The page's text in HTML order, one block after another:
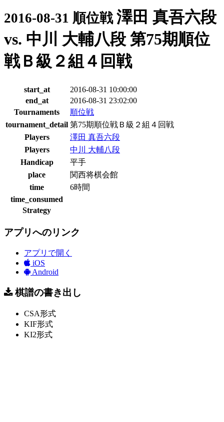
2016-08-31 順位戦 澤田 真吾六段
vs. 中川 大輔八段 第75期順位
戦Ｂ級２組４回戦
start_at
2016-08-31 10:00:00
end_at
2016-08-31 23:02:00
Tournaments
順位戦
tournament_detail 第75期順位戦Ｂ級２組４回戦
Players
澤田 真吾六段
Players
中川 大輔八段
Handicap
平手
place
関西将棋会館
time
6時間
time_consumed
Strategy
アプリへのリンク
アプリで開く
iOS
Android
棋譜の書き出し
CSA形式
KIF形式
KI2形式